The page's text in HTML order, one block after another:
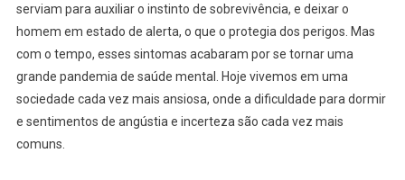
serviam para auxiliar o instinto de sobrevivência, e deixar o
homem em estado de alerta, o que o protegia dos perigos. Mas
com o tempo, esses sintomas acabaram por se tornar uma
grande pandemia de saúde mental. Hoje vivemos em uma
sociedade cada vez mais ansiosa, onde a dificuldade para dormir
e sentimentos de angústia e incerteza são cada vez mais
comuns.